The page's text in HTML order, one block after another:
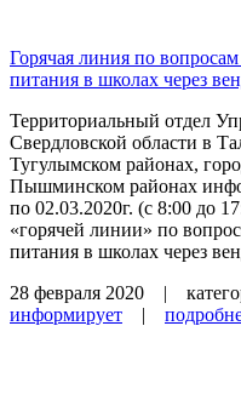
Горячая линия по
питания в школах через
Территориальный отдел
Свердловской области в
Тугулымском районах,
Пышминском районах
по 02.03.2020г. (с 8:00 до
«горячей линии» по
питания в школах через
28 февраля 2020 |
информирует |